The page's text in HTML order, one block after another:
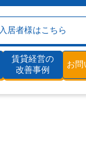
入居者様はこちら
賃貸経営の
改善事例
お問